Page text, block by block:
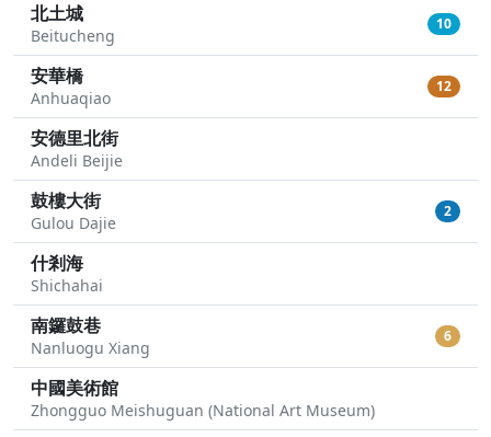
北土城
Beitucheng
10
安華橋
Anhuaqiao
12
安德里北街
Andeli Beijie
鼓樓大街
Gulou Dajie
2
什剎海
Shichahai
南鑼鼓巷
Nanluogu Xiang
6
中國美術館
Zhongguo Meishuguan (National Art Museum)